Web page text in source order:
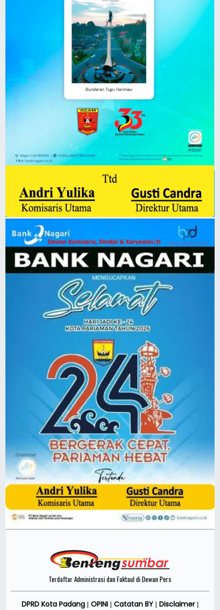
Terdaftar Administrasi dan Faktaul di Dewan Pers
DPRD Kota Padang| OPINI Catatan BY| Disclaimer|